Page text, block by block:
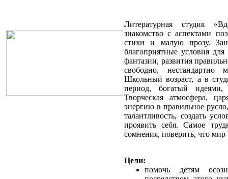
Литературная студия
знакомство с аспектами
стихи и малую прозу.
благоприятные условия для
фантазии, развития
свободно, нестандартно
Школьный возраст, а в
период, богатый идеями,
Творческая атмосфера,
энергию в правильное
талантливость, создать
проявить себя. Самое
сомнения, поверить, что мир
Цели:
помочь детям